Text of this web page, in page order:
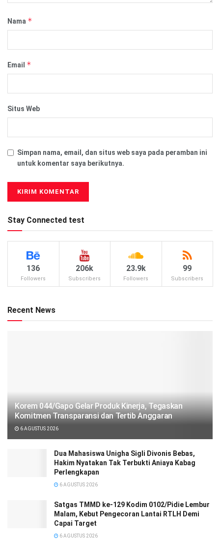
Nama *
Email *
Situs Web
Simpan nama, email, dan situs web saya pada peramban ini
untuk komentar saya berikutnya.
Stay Connected test
136
Followers
206k
Subscribers
23.9k
Followers
99
Subscribers
Recent News
Korem 044/Gapo Gelar Produk Kinerja, Tegaskan
Komitmen Transparansi dan Tertib Anggaran
6 AGUSTUS 2026
Dua Mahasiswa Unigha Sigli Divonis Bebas,
Hakim Nyatakan Tak Terbukti Aniaya Kabag
Perlengkapan
6 AGUSTUS 2026
Satgas TMMD ke-129 Kodim 0102/Pidie Lembur
Malam, Kebut Pengecoran Lantai RTLH Demi
Capai Target
6 AGUSTUS 2026